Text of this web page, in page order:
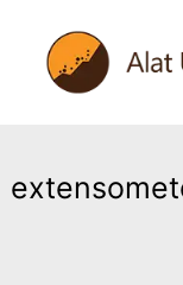
content
DISTRIBUTOR
INSTRUMENT